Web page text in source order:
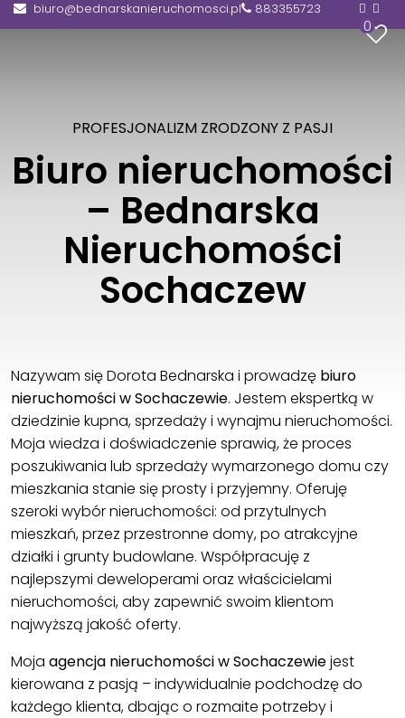
biuro@bednarskanieruchomosci.pl 883355723
0
PROFESJONALIZM ZRODZONY Z PASJI
Biuro nieruchomości
– Bednarska
Nieruchomości
Sochaczew
Nazywam się Dorota Bednarska i prowadzę biuro
nieruchomości w Sochaczewie. Jestem ekspertką w
dziedzinie kupna, sprzedaży i wynajmu nieruchomości.
Moja wiedza i doświadczenie sprawią, że proces
poszukiwania lub sprzedaży wymarzonego domu czy
mieszkania stanie się prosty i przyjemny. Oferuję
szeroki wybór nieruchomości: od przytulnych
mieszkań, przez przestronne domy, po atrakcyjne
działki i grunty budowlane. Współpracuję z
najlepszymi deweloperami oraz właścicielami
nieruchomości, aby zapewnić swoim klientom
najwyższą jakość oferty.
Moja agencja nieruchomości w Sochaczewiejest
kierowana z pasją – indywidualnie podchodzę do
każdego klienta, dbając o rozmaite potrzeby i